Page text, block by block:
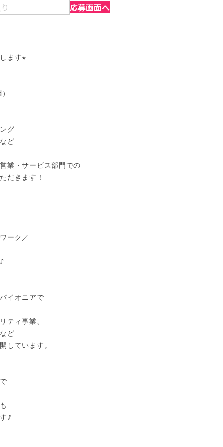
応募画面へ
ます★
グ
ど
業・サービス部門での
だきます！
ーク／
イオニアで
ティ事業、
ど
しています。
♪